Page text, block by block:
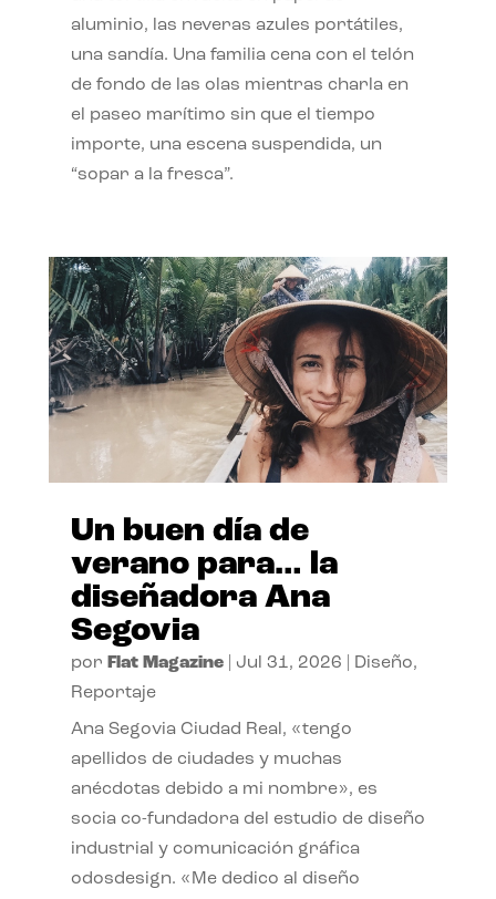
aluminio, las neveras azules portátiles,
una sandía. Una familia cena con el telón
de fondo de las olas mientras charla en
el paseo marítimo sin que el tiempo
importe, una escena suspendida, un
“sopar a la fresca”.
Un buen día de
verano para… la
diseñadora Ana
Segovia
por Flat Magazine| Jul 31, 2026 Diseño,
Reportaje
Ana Segovia Ciudad Real, «tengo
apellidos de ciudades y muchas
anécdotas debido a mi nombre», es
socia co-fundadora del estudio de diseño
industrial y comunicación gráfica
odosdesign. «Me dedico al diseño